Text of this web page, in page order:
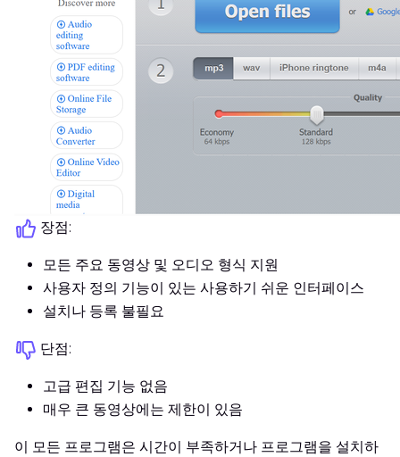
장점:
모든 주요 동영상 및 오디오 형식 지원
사용자 정의 기능이 있는 사용하기 쉬운 인터페이스
설치나 등록 불필요
단점:
고급 편집 기능 없음
매우 큰 동영상에는 제한이 있음
이 모든 프로그램은 시간이 부족하거나 프로그램을 설치하